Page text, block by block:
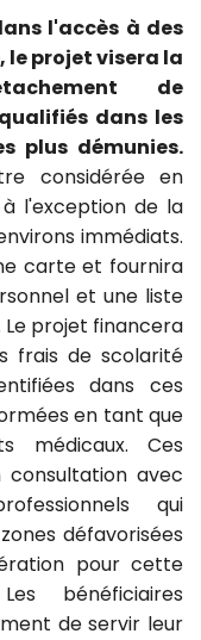
l'accès à des
le projet visera la
de
dans les
plus démunies.
considérée en
l'exception de la
immédiats.
carte et fournira
et une liste
projet financera
frais de scolarité
dans ces
en tant que
médicaux. Ces
consultation avec
qui
défavorisées
pour cette
bénéficiaires
de servir leur